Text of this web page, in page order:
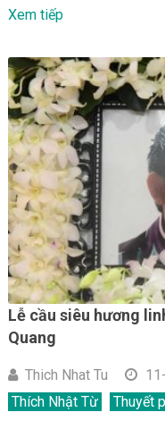
Xem tiếp
Lễ cầu siêu hương
Quang
Thich Nhat Tu
Thích Nhật Từ
Thuyết